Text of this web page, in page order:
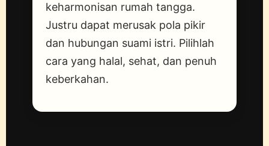
keharmonisan rumah tangga.
Justru dapat merusak pola pikir
dan hubungan suami istri. Pilihlah
cara yang halal, sehat, dan penuh
keberkahan.